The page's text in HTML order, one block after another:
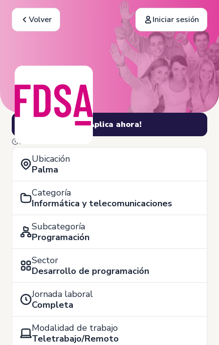
Volver Iniciar sesión
¡Aplica ahora!
20 de Noviembre
Ubicación
Palma
Categoría
Informática y telecomunicaciones
Subcategoría
Programación
Sector
Desarrollo de programación
Jornada laboral
Completa
Modalidad de trabajo
Teletrabajo/Remoto